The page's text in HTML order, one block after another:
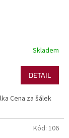
Skladem
DETAIL
Cena za šálek
Kód: 106